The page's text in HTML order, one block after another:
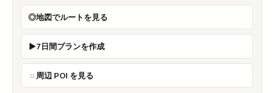
地図でルートを見る
7日間プランを作成
周辺 POI を見る